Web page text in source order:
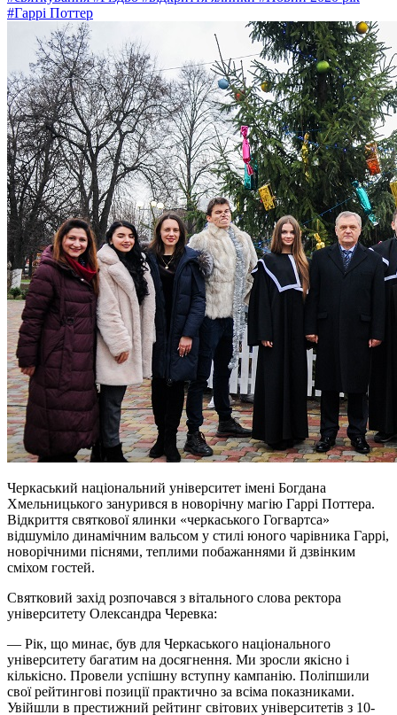
#Гаррі Поттер
Черкаський національний університет імені Богдана
Хмельницького занурився в новорічну магію Гаррі Поттера.
Відкриття святкової ялинки «черкаського Гогвартса»
відшуміло динамічним вальсом у стилі юного чарівника Гаррі,
новорічними піснями, теплими побажаннями й дзвінким
сміхом гостей.
Святковий захід розпочався з вітального слова ректора
університету Олександра Черевка:
— Рік, що минає, був для Черкаського національного
університету багатим на досягнення. Ми зросли якісно і
кількісно. Провели успішну вступну кампанію. Поліпшили
свої рейтингові позиції практично за всіма показниками.
Увійшли в престижний рейтинг світових університетів з 10-